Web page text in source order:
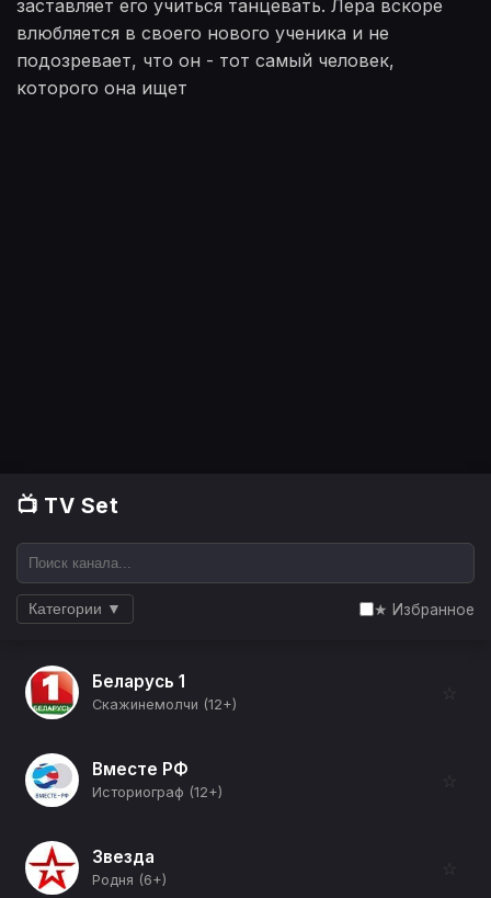
📺 TV Set
Категории ▼ ★ Избранное
Беларусь 1
Скажинемолчи (12+)
☆
Вместе РФ
Историограф (12+)
☆
Звезда
Родня (6+)
☆
заставляет его учиться танцевать. Лера вскоре
влюбляется в своего нового ученика и не
подозревает, что он - тот самый человек,
которого она ищет